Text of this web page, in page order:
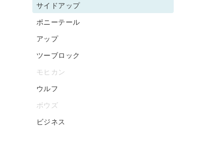
サイドアップ
ポニーテール
アップ
ツーブロック
モヒカン
ウルフ
ボウズ
ビジネス